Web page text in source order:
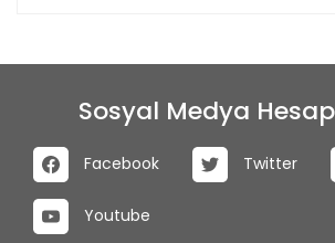
Sosyal Medya
Facebook Twitter
Youtube